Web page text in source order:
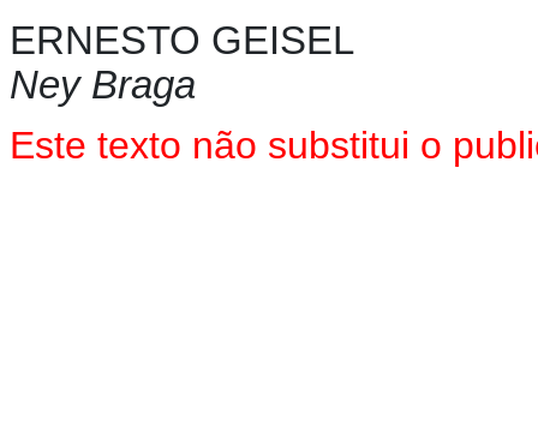
ERNESTO GEISEL
Ney Braga
Este texto não substitui o